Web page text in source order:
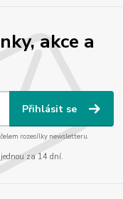
akce a
Přihlásit se
rozesílky newsletteru.
za 14 dní.